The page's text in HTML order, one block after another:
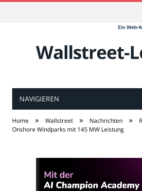
Wallstreet-
NAVIGIEREN
Home » Wallstreet » Nachrichten »
Onshore Windparks mit 145 MW Leistung